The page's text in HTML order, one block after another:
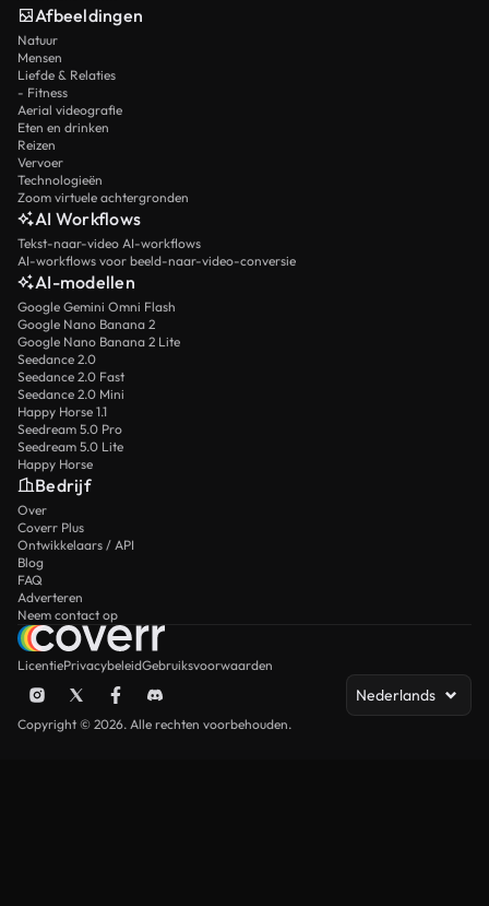
Afbeeldingen
Natuur
Mensen
Liefde & Relaties
- Fitness
Aerial videografie
Eten en drinken
Reizen
Vervoer
Technologieën
Zoom virtuele achtergronden
AI Workflows
Tekst-naar-video AI-workflows
AI-workflows voor beeld-naar-video-conversie
AI-modellen
Google Gemini Omni Flash
Google Nano Banana 2
Google Nano Banana 2 Lite
Seedance 2.0
Seedance 2.0 Fast
Seedance 2.0 Mini
Happy Horse 1.1
Seedream 5.0 Pro
Seedream 5.0 Lite
Happy Horse
Bedrijf
Over
Coverr Plus
Ontwikkelaars / API
Blog
FAQ
Adverteren
Neem contact op
LicentiePrivacybeleidGebruiksvoorwaarden
Nederlands
Copyright © 2026. Alle rechten voorbehouden.